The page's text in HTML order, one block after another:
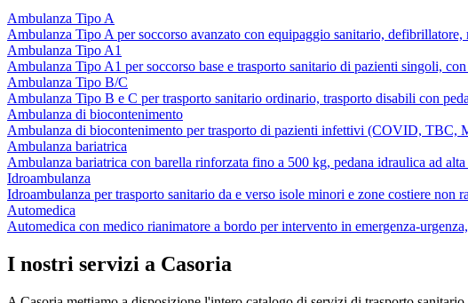
Ambulanza Tipo A
Ambulanza Tipo A per soccorso avanzato con equipaggio sanitario,
Ambulanza Tipo A1
Ambulanza Tipo A1 per soccorso base e trasporto sanitario di pazienti singoli,
Ambulanza Tipo B/C
Ambulanza Tipo B e C per trasporto sanitario ordinario, trasporto disabili con
Ambulanza di biocontenimento
Ambulanza di biocontenimento per trasporto di pazienti infettivi (COVID,
Ambulanza bariatrica
Ambulanza bariatrica con barella rinforzata fino a 500 kg, pedana idraulica ad
Idroambulanza
Idroambulanza per trasporto sanitario da e verso isole minori e zone costiere
Automedica
Automedica con medico rianimatore a bordo per intervento in emergenza-
I nostri servizi a Casoria